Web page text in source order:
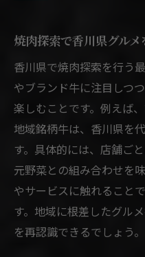
焼肉探索で見つ
香川県焼肉体
一人焼肉を香川県
焼肉専門店で
香川県で一人
一人でも入り
カウンター席
焼肉初心者も
地元ブランド牛の
焼肉探索で香川県グル
香川県で焼肉探索を行う
やブランド牛に注目しつ
楽しむことです。例えば
地域銘柄牛は、香川県を
す。具体的には、店舗ご
元野菜との組み合わせを
やサービスに触れること
す。地域に根差したグル
を再認識できるでしょう。